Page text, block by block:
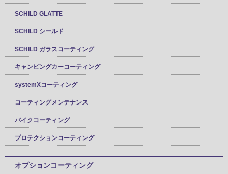
SCHILD GLATTE
SCHILD シールド
SCHILD ガラスコーティング
キャンピングカーコーティング
systemXコーティング
コーティングメンテナンス
バイクコーティング
プロテクションコーティング
オプションコーティング